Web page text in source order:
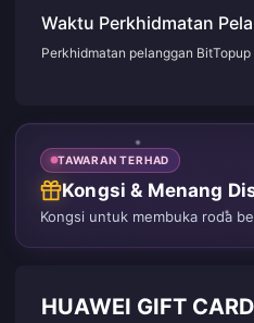
Waktu Perkhidmatan
Perkhidmatan pelanggan
TAWARAN TERHAD
Kongsi & Menang
Kongsi untuk membuka roda
HUAWEI GIFT